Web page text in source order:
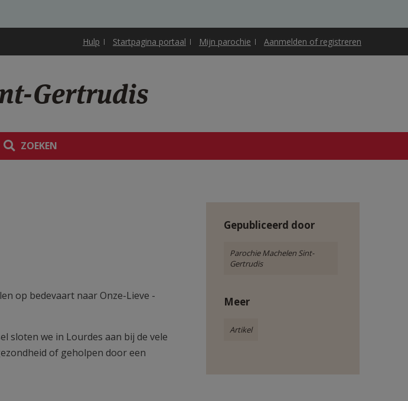
Hulp Startpagina portaal Mijn parochie Aanmelden of registreren
Gertrudis
ZOEKEN
op bedevaart naar Onze-Lieve -
sloten we in Lourdes aan bij de vele
of geholpen door een
Gepubliceerd door
Parochie Machelen Sint-
Gertrudis
Meer
Artikel